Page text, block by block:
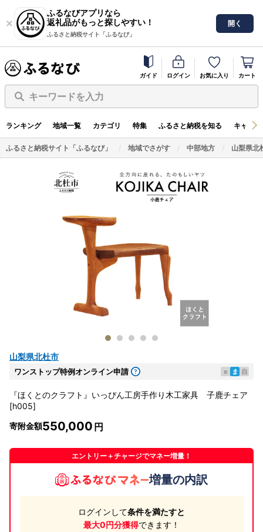
ふるなびアプリなら
返礼品がもっと探しやすい！
ふるさと納税サイト「ふるなび」
開く
ガイド ログイン お気に入り カート
キーワードを入力
ランキング 地域一覧 カテゴリ 特集 ふるさと納税を知る キャン
ふるさと納税サイト「ふるなび」 地域でさがす 中部地方 山梨県北
山梨県北杜市
ワンストップ特例オンライン申請 e ま 自
『ほくとのクラフト』いっぴん工房手作り木工家具 子鹿チェア
[h005]
寄附金額550,000
エントリー＋チャージでマネー増量！
増量の内訳
ログインして条件を満たすと
最大0円分獲得できます！